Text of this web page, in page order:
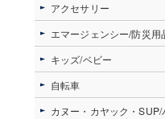
アクセサリー
エマージェンシー/防災用
キッズ/ベビー
自転車
カヌー・カヤック・SUP/